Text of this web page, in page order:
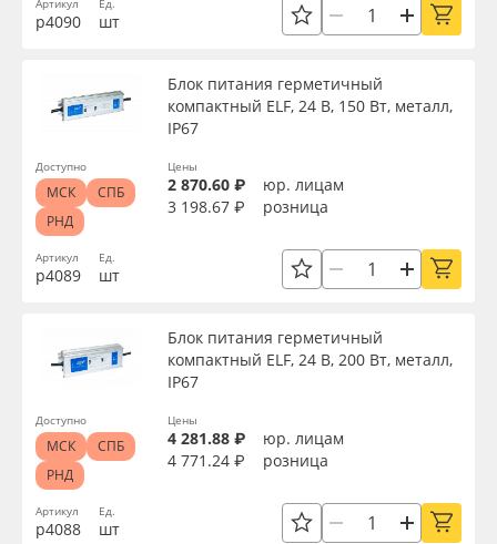
Артикул
р4090
Ед.
шт
Артикул
р4089
Блок питания герметичный
компактный ELF, 24 В, 150 Вт, металл,
IP67
Ед.
шт
Цены
2 870.60 ₽
юр. лицам
3 198.67 ₽
розница
Доступно
МСК
СПБ
РНД
Артикул
р4088
Блок питания герметичный
компактный ELF, 24 В, 200 Вт, металл,
IP67
Ед.
шт
Цены
4 281.88 ₽
юр. лицам
4 771.24 ₽
розница
Доступно
МСК
СПБ
РНД